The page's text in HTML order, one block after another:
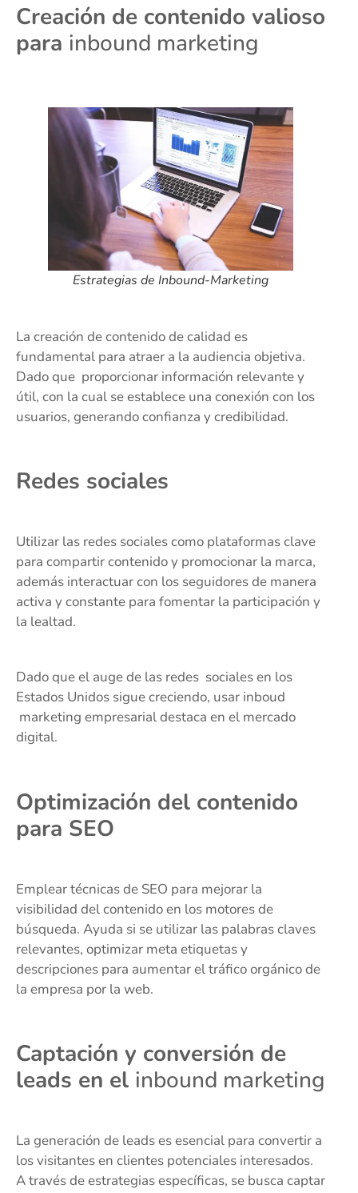
Creación de contenido valioso
para inbound marketing
Estrategias de Inbound-Marketing
La creación de contenido de calidad es
fundamental para atraer a la audiencia objetiva.
Dado que proporcionar información relevante y
útil, con la cual se establece una conexión con los
usuarios, generando confianza y credibilidad.
Redes sociales
Utilizar las redes sociales como plataformas clave
para compartir contenido y promocionar la marca,
además interactuar con los seguidores de manera
activa y constante para fomentar la participación y
la lealtad.
Dado que el auge de las redes sociales en los
Estados Unidos sigue creciendo, usar inboud
marketing empresarial destaca en el mercado
digital.
Optimización del contenido
para SEO
Emplear técnicas de SEO para mejorar la
visibilidad del contenido en los motores de
búsqueda. Ayuda si se utilizar las palabras claves
relevantes, optimizar meta etiquetas y
descripciones para aumentar el tráfico orgánico de
la empresa por la web.
Captación y conversión de
leads en el inbound marketing
La generación de leads es esencial para convertir a
los visitantes en clientes potenciales interesados.
A través de estrategias específicas, se busca captar